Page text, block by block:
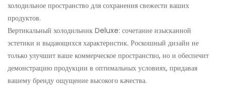
холодильное пространство для сохранения свежести ваших
продуктов.
Вертикальный холодильник Deluxe: сочетание изысканной
эстетики и выдающихся характеристик. Роскошный дизайн не
только улучшит ваше коммерческое пространство, но и обеспечит
демонстрацию продукции в оптимальных условиях, придавая
вашему бренду ощущение высокого качества.